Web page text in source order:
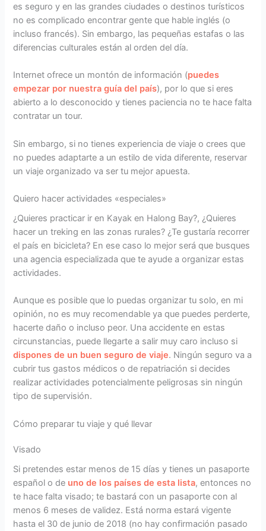
es seguro y en las grandes ciudades o destinos turísticos
no es complicado encontrar gente que hable inglés (o
incluso francés). Sin embargo, las pequeñas estafas o las
diferencias culturales están al orden del día.
Internet ofrece un montón de información (puedes
empezar por nuestra guía del país), por lo que si eres
abierto a lo desconocido y tienes paciencia no te hace falta
contratar un tour.
Sin embargo, si no tienes experiencia de viaje o crees que
no puedes adaptarte a un estilo de vida diferente, reservar
un viaje organizado va ser tu mejor apuesta.
Quiero hacer actividades «especiales»
¿Quieres practicar ir en Kayak en Halong Bay?, ¿Quieres
hacer un treking en las zonas rurales? ¿Te gustaría recorrer
el país en bicicleta? En ese caso lo mejor será que busques
una agencia especializada que te ayude a organizar estas
actividades.
Aunque es posible que lo puedas organizar tu solo, en mi
opinión, no es muy recomendable ya que puedes perderte,
hacerte daño o incluso peor. Una accidente en estas
circunstancias, puede llegarte a salir muy caro incluso si
dispones de un buen seguro de viaje. Ningún seguro va a
cubrir tus gastos médicos o de repatriación si decides
realizar actividades potencialmente peligrosas sin ningún
tipo de supervisión.
Cómo preparar tu viaje y qué llevar
Visado
Si pretendes estar menos de 15 días y tienes un pasaporte
español o de uno de los países de esta lista, entonces no
te hace falta visado; te bastará con un pasaporte con al
menos 6 meses de validez. Está norma estará vigente
hasta el 30 de junio de 2018 (no hay confirmación pasado